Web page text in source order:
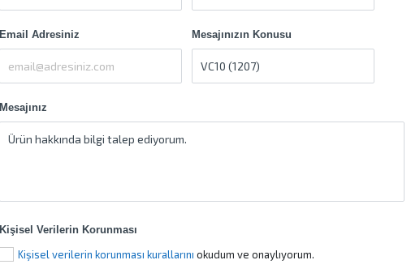
Email Adresiniz Mesajınızın Konusu
Mesajınız
Kişisel Verilerin Korunması
Kişisel verilerin korunması kurallarını okudum ve onaylıyorum.